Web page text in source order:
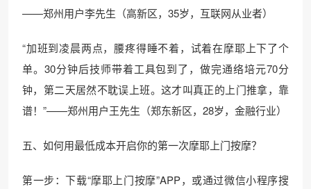
——郑州用户李先生（高新区，35岁，互联网从业者）
“加班到凌晨两点，腰疼得睡不着，试着在摩耶上下了个
单。30分钟后技师带着工具包到了，做完通络培元70分
钟，第二天居然不耽误上班。这才叫真正的上门推拿，靠
谱！”——郑州用户王先生（郑东新区，28岁，金融行业）
五、如何用最低成本开启你的第一次摩耶上门按摩？
第一步：下载“摩耶上门按摩”APP，或通过微信小程序搜